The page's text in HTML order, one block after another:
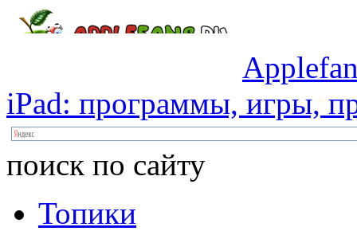
iPad: программы, игры,
поиск по сайту
Топики